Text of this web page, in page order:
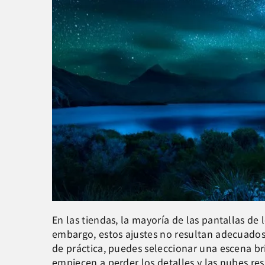
En las tiendas, la mayoría de las pantallas
embargo, estos ajustes no resultan
de práctica, puedes seleccionar una escena
empiecen a perder los detalles y las nubes